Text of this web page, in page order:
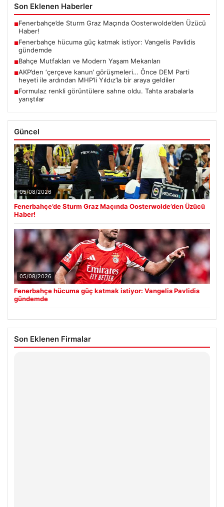
Son Eklenen Haberler
■Fenerbahçe’de Sturm Graz Maçında Oosterwolde’den Üzücü
Haber!
■Fenerbahçe hücuma güç katmak istiyor: Vangelis Pavlidis
gündemde
■Bahçe Mutfakları ve Modern Yaşam Mekanları
■AKP’den ‘çerçeve kanun’ görüşmeleri… Önce DEM Parti
heyeti ile ardından MHP’li Yıldız’la bir araya geldiler
■Formulaz renkli görüntülere sahne oldu. Tahta arabalarla
yarıştılar
Güncel
05/08/2026
Fenerbahçe’de Sturm Graz Maçında Oosterwolde’den Üzücü
Haber!
05/08/2026
Fenerbahçe hücuma güç katmak istiyor: Vangelis Pavlidis
gündemde
Son Eklenen Firmalar